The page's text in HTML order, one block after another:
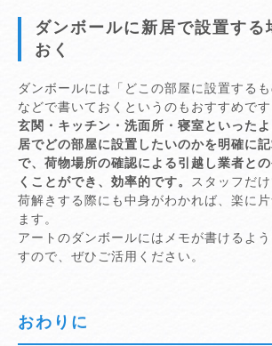
ダンボールに新居で設置する
おく
ダンボールには「どこの部屋に設置する
などで書いておくというのもおすすめです
玄関・キッチン・洗面所・寝室といった
居でどの部屋に設置したいのかを明確に
で、荷物場所の確認による引越し業者と
くことができ、効率的です。
スタッフだ
荷解きする際にも中身がわかれば、楽に
ます。
アートのダンボールにはメモが書けるよ
すので、ぜひご活用ください。
おわりに